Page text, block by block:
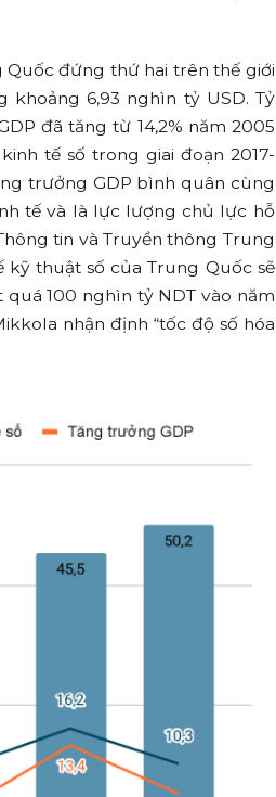
Quốc đứng thứ hai trên thế giới
khoảng 6,93 nghìn tỷ USD. Tỷ
đã tăng từ 14,2% năm 2005
tế số trong giai đoạn 2017-
trưởng GDP bình quân cùng
tế và là lực lượng chủ lực hỗ
tin và Truyền thông Trung
kỹ thuật số của Trung Quốc sẽ
quá 100 nghìn tỷ NDT vào năm
nhận định “tốc độ số hóa